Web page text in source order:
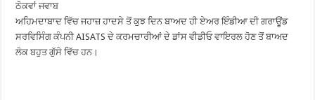
ਠੋਕਵਾਂ ਜਵਾਬ
ਅਹਿਮਦਾਬਾਦ ਵਿੱਚ ਜਹਾਜ਼ ਹਾਦਸੇ ਤੋਂ ਕੁਝ ਦਿਨ ਬਾਅਦ ਹੀ ਏਅਰ ਇੰਡੀਆ ਦੀ ਗਰਾਊਂਡ
ਸਰਵਿਸਿੰਗ ਕੰਪਨੀ AISATS ਦੇ ਕਰਮਚਾਰੀਆਂ ਦੇ ਡਾਂਸ ਵੀਡੀਓ ਵਾਇਰਲ ਹੋਣ ਤੋਂ ਬਾਅਦ
ਲੋਕ ਬਹੁਤ ਗੁੱਸੇ ਵਿੱਚ ਹਨ।